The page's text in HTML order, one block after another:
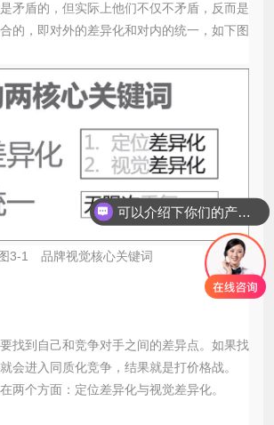
矛盾的，但实际上他们不仅不矛盾，反而是
的，即对外的差异化和对内的统一，如下图
图3-1 品牌视觉核心关键词
找到自己和竞争对手之间的差异点。如果找
会进入同质化竞争，结果就是打价格战。
两个方面：定位差异化与视觉差异化。
可以介绍下你们的产品么？